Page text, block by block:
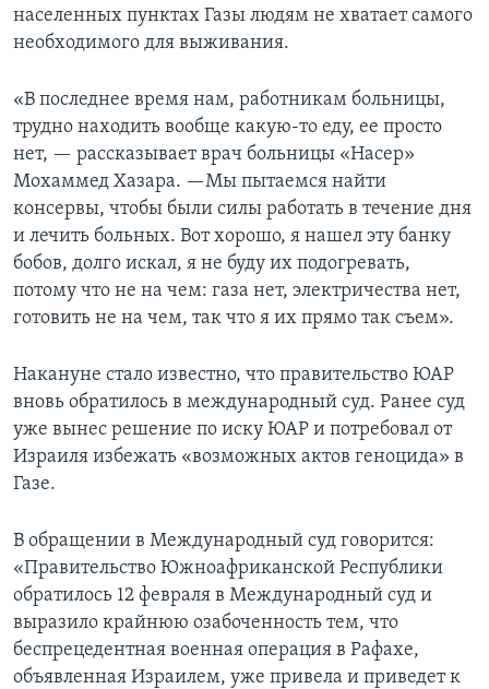
населенных пунктах Газы людям не хватает самого
необходимого для выживания.
«В последнее время нам, работникам больницы,
трудно находить вообще какую-то еду, ее просто
нет, — рассказывает врач больницы «Насер»
Мохаммед Хазара. —Мы пытаемся найти
консервы, чтобы были силы работать в течение дня
и лечить больных. Вот хорошо, я нашел эту банку
бобов, долго искал, я не буду их подогревать,
потому что не на чем: газа нет, электричества нет,
готовить не на чем, так что я их прямо так съем».
Накануне стало известно, что правительство ЮАР
вновь обратилось в международный суд. Ранее суд
уже вынес решение по иску ЮАР и потребовал от
Израиля избежать «возможных актов геноцида» в
Газе.
В обращении в Международный суд говорится:
«Правительство Южноафриканской Республики
обратилось 12 февраля в Международный суд и
выразило крайнюю озабоченность тем, что
беспрецедентная военная операция в Рафахе,
объявленная Израилем, уже привела и приведет к